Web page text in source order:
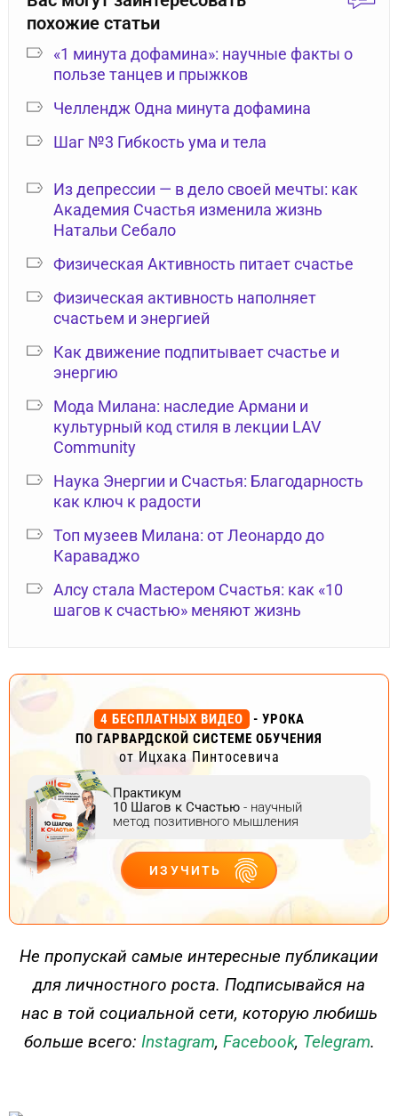
похожие статьи
«1 минута дофамина»: научные факты о
пользе танцев и прыжков
Челлендж Одна минута дофамина
Шаг №3 Гибкость ума и тела
Из депрессии — в дело своей мечты: как
Академия Счастья изменила жизнь
Натальи Себало
Физическая Активность питает счастье
Физическая активность наполняет
счастьем и энергией
Как движение подпитывает счастье и
энергию
Мода Милана: наследие Армани и
культурный код стиля в лекции LAV
Community
Наука Энергии и Счастья: Благодарность
как ключ к радости
Топ музеев Милана: от Леонардо до
Караваджо
Алсу стала Мастером Счастья: как «10
шагов к счастью» меняют жизнь
4 БЕСПЛАТНЫХ ВИДЕО
- УРОКА
ПО ГАРВАРДСКОЙ СИСТЕМЕ ОБУЧЕНИЯ
от Ицхака Пинтосевича
Практикум
10 Шагов к Счастью - научный
метод позитивного мышления
ИЗУЧИТЬ
ДЕЙСТВУЙ
Не пропускай самые интересные публикации
для личностного роста. Подписывайся на
нас в той социальной сети, которую любишь
больше всего: Instagram, Facebook, Telegram.